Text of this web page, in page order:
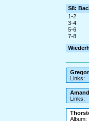
S8:
1-2
3-4
5-6
7-8
Links:
Links:
Album: